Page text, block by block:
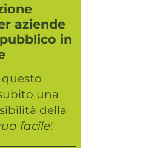
aziende
in
questo
una
della
facile!